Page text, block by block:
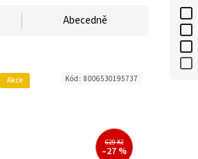
Abecedně
Akce
629 Kč
–27 %
Kód: 8006530195737